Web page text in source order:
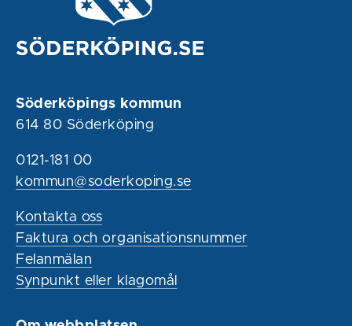
Söderköpings kommun
614 80 Söderköping
0121-181 00
kommun@soderkoping.se
Kontakta oss
Faktura och organisationsnummer
Felanmälan
Synpunkt eller klagomål